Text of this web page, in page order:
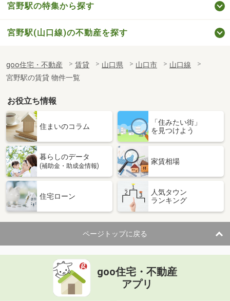
宮野駅の特集から探す
宮野駅(山口線)の不動産を探す
goo住宅・不動産 賃貸 山口県 山口市
山口線
宮野駅の賃貸 物件一覧
お役立ち情報
住まいのコラム
「住みたい街」
を見つけよう
暮らしのデータ
(補助金・助成金情報)
家賃相場
住宅ローン
人気タウン
ランキング
ページトップに戻る
goo住宅・不動産
アプリ